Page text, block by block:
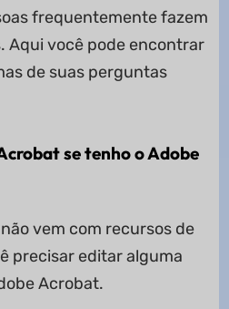
frequentemente fazem
Aqui você pode encontrar
de suas perguntas
se tenho o Adobe
vem com recursos de
precisar editar alguma
Acrobat.